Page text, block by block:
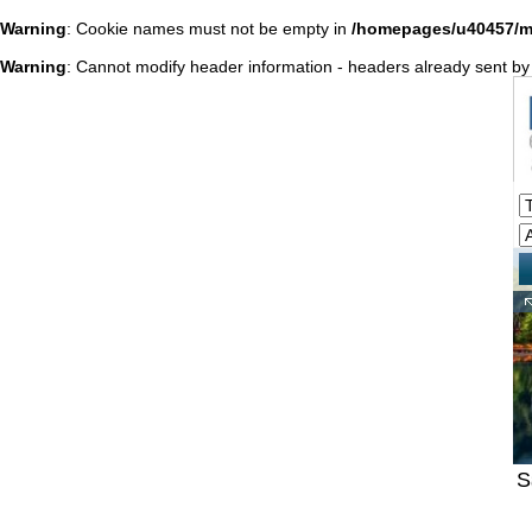
Warning: Cookie names must not be empty in /homepages/u40457/
Warning: Cannot modify header information - headers already sent